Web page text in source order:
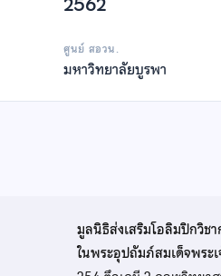
ศูนย์ สอวน.
มหาวิทยาลัยบูรพา
มูลนิธิส่งเสริมโอลิมปิกวิช
ในพระอุปถัมภ์สมเด็จพระ